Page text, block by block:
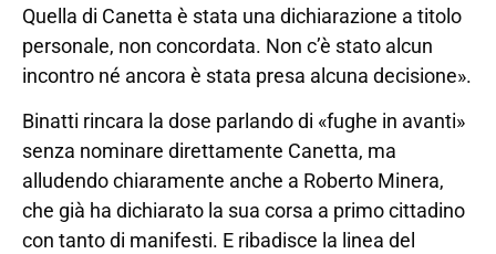
Quella di Canetta è stata una dichiarazione a titolo
personale, non concordata. Non c’è stato alcun
incontro né ancora è stata presa alcuna decisione».
Binatti rincara la dose parlando di «fughe in avanti»
senza nominare direttamente Canetta, ma
alludendo chiaramente anche a Roberto Minera,
che già ha dichiarato la sua corsa a primo cittadino
con tanto di manifesti. E ribadisce la linea del